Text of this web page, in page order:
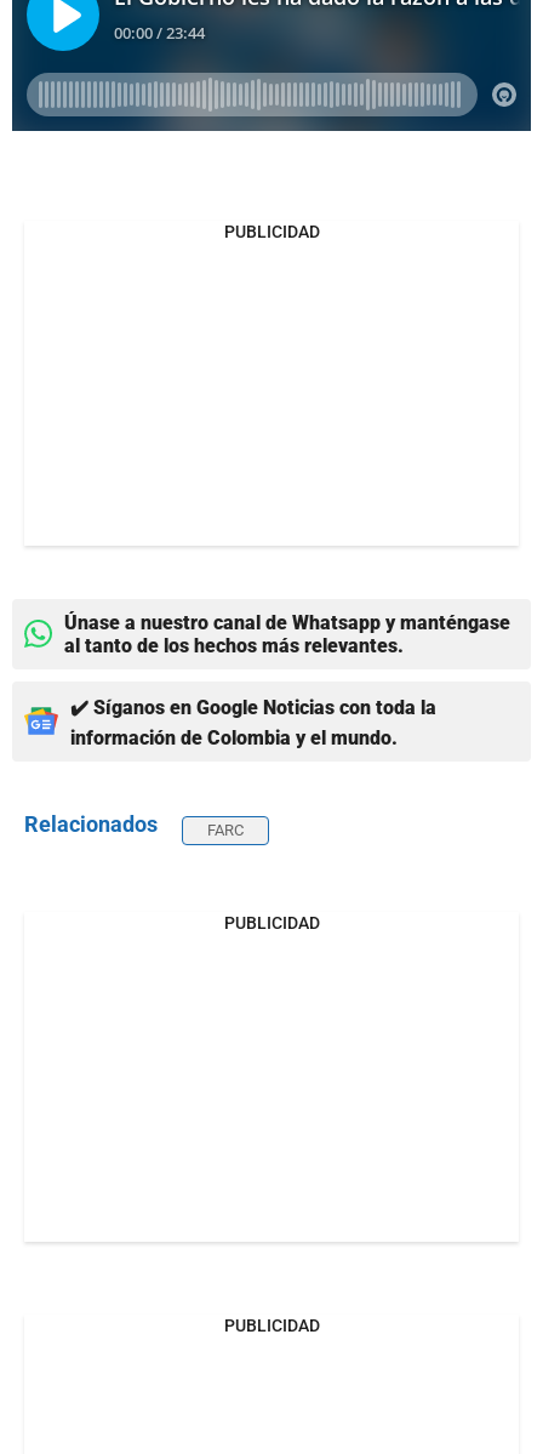
PUBLICIDAD
Únase a nuestro canal de Whatsapp y manténgase
al tanto de los hechos más relevantes.
✔️ Síganos en Google Noticias con toda la
información de Colombia y el mundo.
Relacionados FARC
PUBLICIDAD
PUBLICIDAD